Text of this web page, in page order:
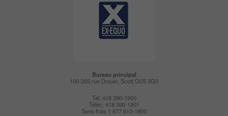
Bureau principal
100-265 rue Drouin, Scott G0S 3G0
Tél. 418 390-1900
Téléc. 418 390-1901
Sans frais 1 877 613-1900